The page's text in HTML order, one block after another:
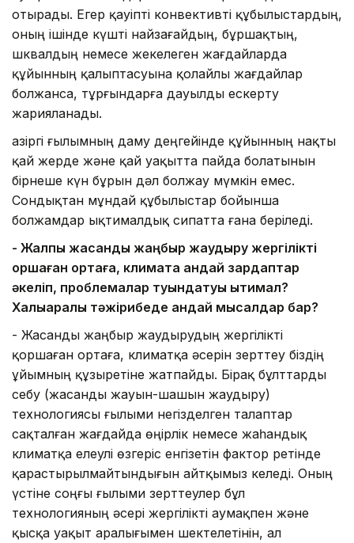
отырады. Егер қауіпті конвективті құбылыстардың,
оның ішінде күшті найзағайдың, бұршақтың,
шквалдың немесе жекелеген жағдайларда
құйынның қалыптасуына қолайлы жағдайлар
болжанса, тұрғындарға дауылды ескерту
жарияланады.
Қазіргі ғылымның даму деңгейінде құйынның нақты
қай жерде және қай уақытта пайда болатынын
бірнеше күн бұрын дәл болжау мүмкін емес.
Сондықтан мұндай құбылыстар бойынша
болжамдар ықтималдық сипатта ғана беріледі.
- Жалпы жасанды жаңбыр жаудыру жергілікті
қоршаған ортаға, климатқа қандай зардаптар
әкеліп, проблемалар туындатуы ықтимал?
Халықаралық тәжірибеде қандай мысалдар бар?
- Жасанды жаңбыр жаудырудың жергілікті
қоршаған ортаға, климатқа әсерін зерттеу біздің
ұйымның құзыретіне жатпайды. Бірақ бұлттарды
себу (жасанды жауын-шашын жаудыру)
технологиясы ғылыми негізделген талаптар
сақталған жағдайда өңірлік немесе жаһандық
климатқа елеулі өзгеріс енгізетін фактор ретінде
қарастырылмайтындығын айтқымыз келеді. Оның
үстіне соңғы ғылыми зерттеулер бұл
технологияның әсері жергілікті аумақпен және
қысқа уақыт аралығымен шектелетінін, ал